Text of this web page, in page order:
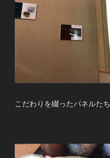
こだわりを綴ったパネルたち